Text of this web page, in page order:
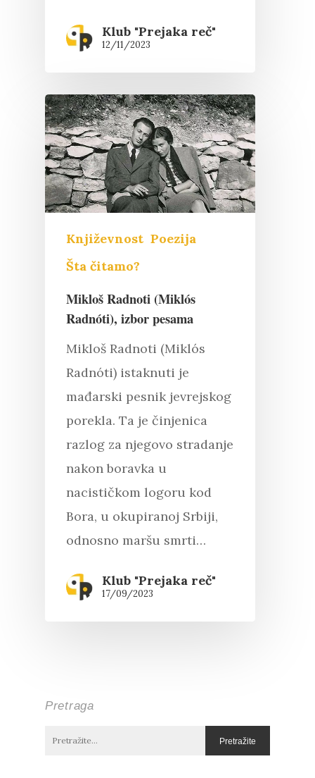
Klub "Prejaka reč"
12/11/2023
Književnost Poezija
Šta čitamo?
Mikloš Radnoti (Miklós
Radnóti), izbor pesama
Mikloš Radnoti (Miklós
Radnóti) istaknuti je
mađarski pesnik jevrejskog
porekla. Ta je činjenica
razlog za njegovo stradanje
nakon boravka u
nacističkom logoru kod
Bora, u okupiranoj Srbiji,
odnosno maršu smrti…
Klub "Prejaka reč"
17/09/2023
Pretraga